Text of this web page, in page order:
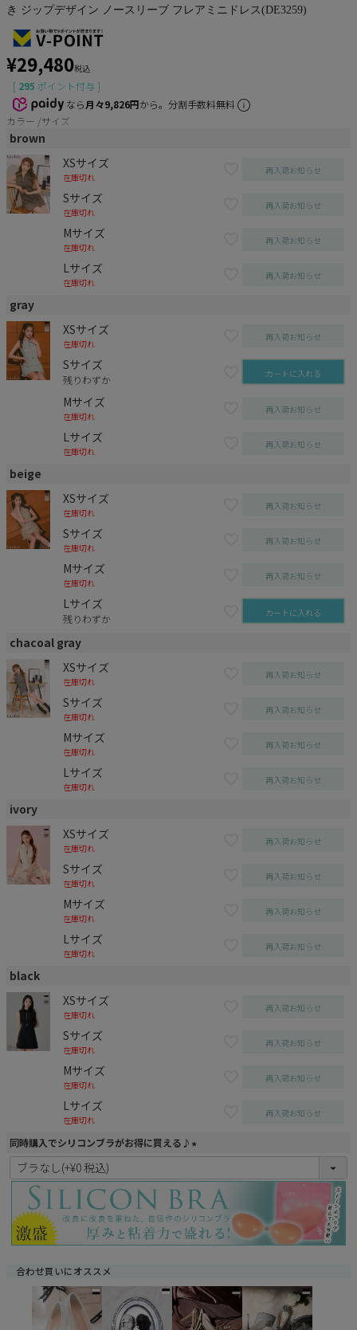
き ジップデザイン ノースリーブ フレアミニドレス(DE3259)
¥29,480税込
[ 295 ポイント付与 ]
なら月々9,826円から。分割手数料無料
カラー
サイズ
brown
XSサイズ
在庫切れ
再入荷お知らせ
Sサイズ
在庫切れ
再入荷お知らせ
Mサイズ
在庫切れ
再入荷お知らせ
Lサイズ
在庫切れ
再入荷お知らせ
gray
XSサイズ
在庫切れ
再入荷お知らせ
Sサイズ
残りわずか カートに入れる
Mサイズ
在庫切れ
再入荷お知らせ
Lサイズ
在庫切れ
再入荷お知らせ
beige
XSサイズ
在庫切れ
再入荷お知らせ
Sサイズ
在庫切れ
再入荷お知らせ
Mサイズ
在庫切れ
再入荷お知らせ
Lサイズ
残りわずか カートに入れる
chacoal gray
XSサイズ
在庫切れ
再入荷お知らせ
Sサイズ
在庫切れ
再入荷お知らせ
Mサイズ
在庫切れ
再入荷お知らせ
Lサイズ
在庫切れ
再入荷お知らせ
ivory
XSサイズ
在庫切れ
再入荷お知らせ
Sサイズ
在庫切れ
再入荷お知らせ
Mサイズ
在庫切れ
再入荷お知らせ
Lサイズ
在庫切れ
再入荷お知らせ
black
XSサイズ
在庫切れ
再入荷お知らせ
Sサイズ
在庫切れ
再入荷お知らせ
Mサイズ
在庫切れ
再入荷お知らせ
Lサイズ
在庫切れ
再入荷お知らせ
同時購入でシリコンブラがお得に買える♪
(
須
)
合わせ買いにオススメ